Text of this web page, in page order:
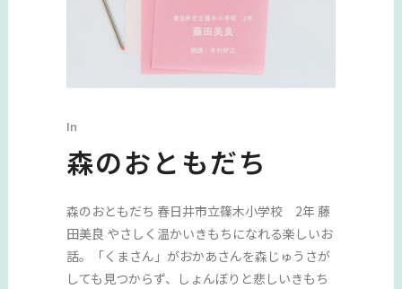
In
森のおともだち
森のおともだち 春日井市立篠木小学校 2年 藤
田美良 やさしく温かいきもちになれる楽しいお
話。「くまさん」がおかあさんを森じゅうさが
しても見つからず、しょんぼりと悲しいきもち